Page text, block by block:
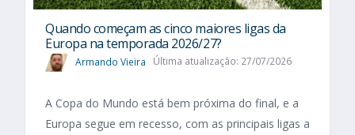
Quando começam as cinco maiores ligas da
Europa na temporada 2026/27?
Armando Vieira Última atualização: 27/07/2026
A Copa do Mundo está bem próxima do final, e a
Europa segue em recesso, com as principais ligas a